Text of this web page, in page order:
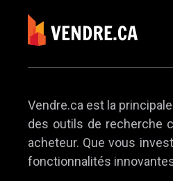
Vendre.ca est la
des outils de recherche
acheteur. Que vous
fonctionnalités